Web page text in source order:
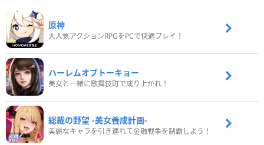
原神
大人気アクションRPGをPCで快適プレイ！
ハーレムオブトーキョー
美女と一緒に歌舞伎町で成り上がれ！
総裁の野望 -美女養成計画-
美麗なキャラを引き連れて金融戦争を制覇しよう！